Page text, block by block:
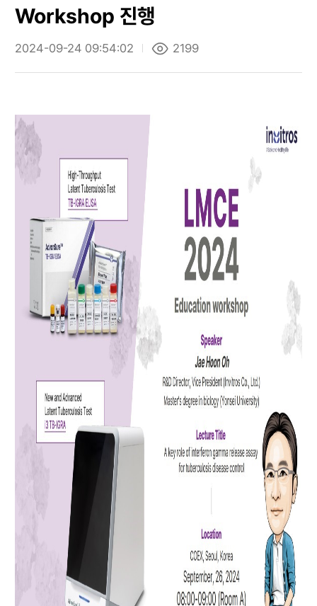
Workshop 진행
2024-09-24 09:54:02 2199